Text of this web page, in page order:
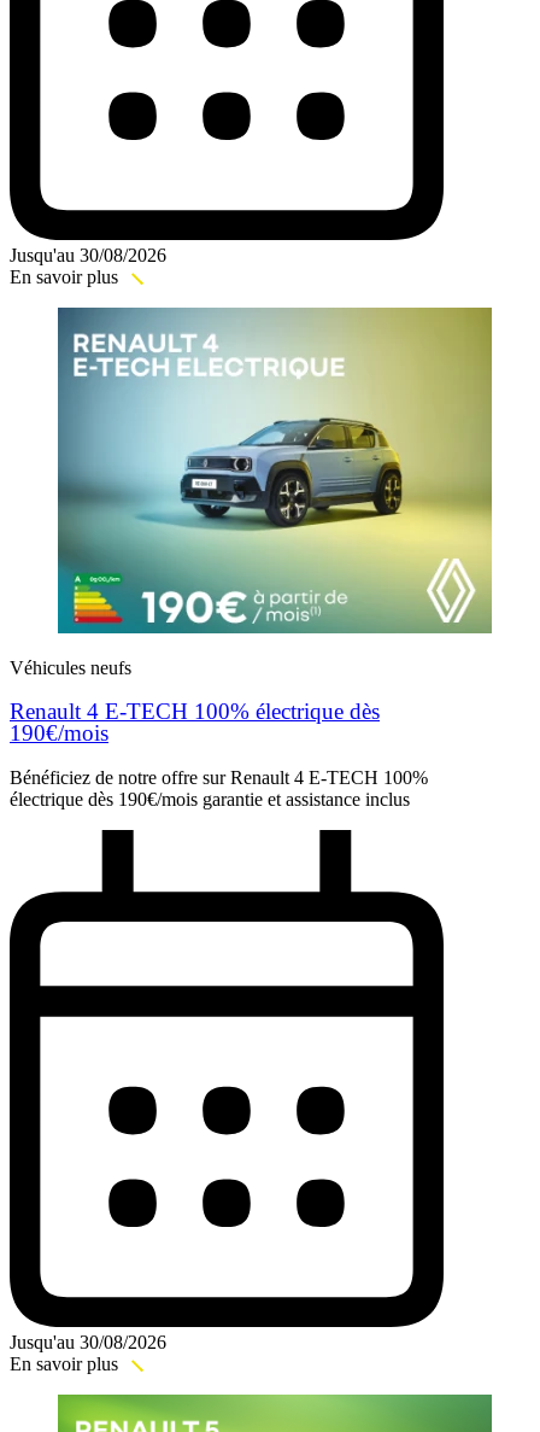
Jusqu'au 30/08/2026
En savoir plus
Véhicules neufs
Renault 4 E-TECH 100% électrique dès
190€/mois
Bénéficiez de notre offre sur Renault 4 E-TECH 100%
électrique dès 190€/mois garantie et assistance inclus
Jusqu'au 30/08/2026
En savoir plus